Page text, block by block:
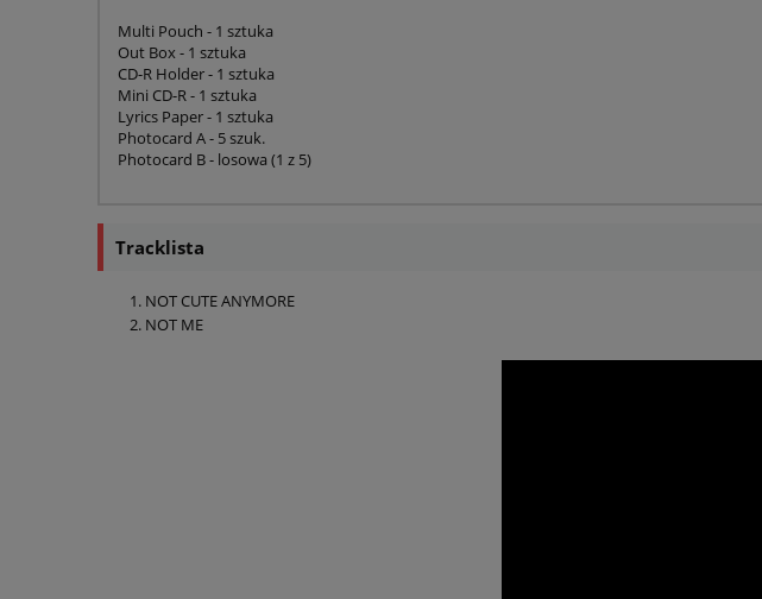
Multi Pouch - 1 sztuka
Out Box - 1 sztuka
CD-R Holder - 1 sztuka
Mini CD-R - 1 sztuka
Lyrics Paper - 1 sztuka
Photocard A - 5 szuk.
Photocard B - losowa (1 z 5)
Tracklista
NOT CUTE ANYMORE
NOT ME